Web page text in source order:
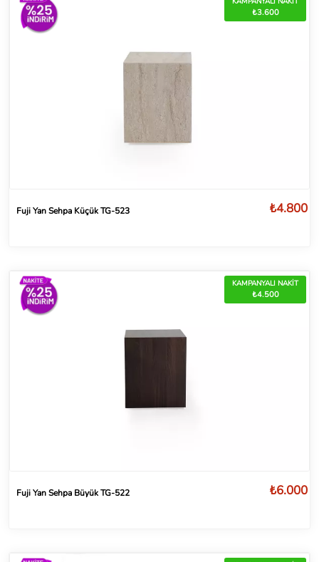
₺3.600
Fuji Yan Sehpa Küçük TG-523 ₺4.800
KAMPANYALI NAKİT
₺4.500
Fuji Yan Sehpa Büyük TG-522 ₺6.000